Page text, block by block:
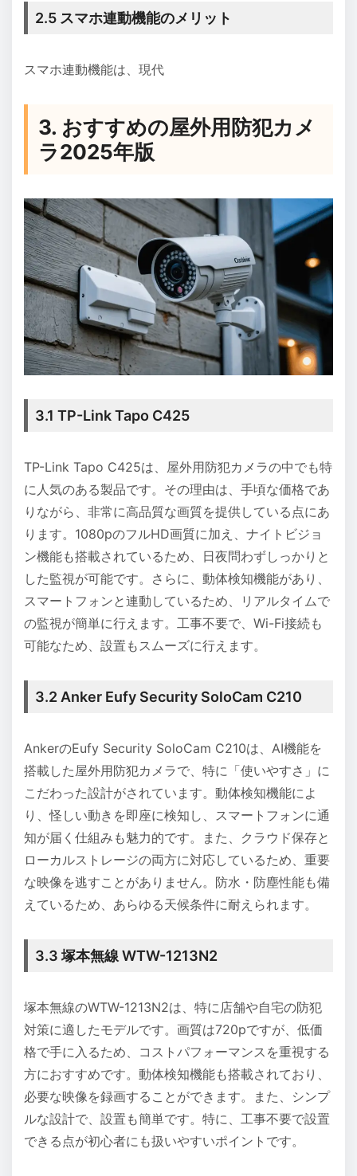
2.5 スマホ連動機能のメリット
スマホ連動機能は、現代
3. おすすめの屋外用防犯カメ
ラ2025年版
3.1 TP-Link Tapo C425
TP-Link Tapo C425は、屋外用防犯カメラの中でも特
に人気のある製品です。その理由は、手頃な価格であ
りながら、非常に高品質な画質を提供している点にあ
ります。1080pのフルHD画質に加え、ナイトビジョ
ン機能も搭載されているため、日夜問わずしっかりと
した監視が可能です。さらに、動体検知機能があり、
スマートフォンと連動しているため、リアルタイムで
の監視が簡単に行えます。工事不要で、Wi-Fi接続も
可能なため、設置もスムーズに行えます。
3.2 Anker Eufy Security SoloCam C210
AnkerのEufy Security SoloCam C210は、AI機能を
搭載した屋外用防犯カメラで、特に「使いやすさ」に
こだわった設計がされています。動体検知機能によ
り、怪しい動きを即座に検知し、スマートフォンに通
知が届く仕組みも魅力的です。また、クラウド保存と
ローカルストレージの両方に対応しているため、重要
な映像を逃すことがありません。防水・防塵性能も備
えているため、あらゆる天候条件に耐えられます。
3.3 塚本無線 WTW-1213N2
塚本無線のWTW-1213N2は、特に店舗や自宅の防犯
対策に適したモデルです。画質は720pですが、低価
格で手に入るため、コストパフォーマンスを重視する
方におすすめです。動体検知機能も搭載されており、
必要な映像を録画することができます。また、シンプ
ルな設計で、設置も簡単です。特に、工事不要で設置
できる点が初心者にも扱いやすいポイントです。